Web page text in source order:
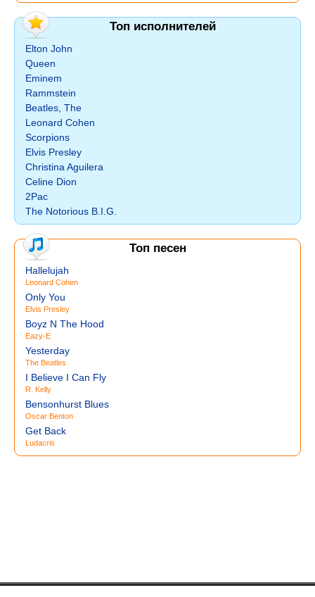
Топ исполнителей
Elton John
Queen
Eminem
Rammstein
Beatles, The
Leonard Cohen
Scorpions
Elvis Presley
Christina Aguilera
Celine Dion
2Pac
The Notorious B.I.G.
Топ песен
Hallelujah
Leonard Cohen
Only You
Elvis Presley
Boyz N The Hood
Eazy-E
Yesterday
The Beatles
I Believe I Can Fly
R. Kelly
Bensonhurst Blues
Oscar Benton
Get Back
Ludacris